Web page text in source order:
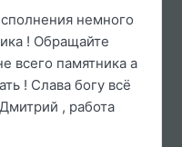
немного
! Обращайте
всего памятника а
! Слава богу всё
, работа